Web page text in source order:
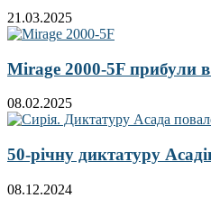
21.03.2025
Mirage 2000-5F прибули
08.02.2025
50-річну диктатуру
08.12.2024